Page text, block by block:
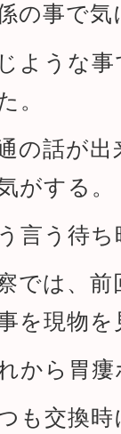
の事で
ような
。
の話が
がする。
言う待
では、
を現物
から胃
も交換